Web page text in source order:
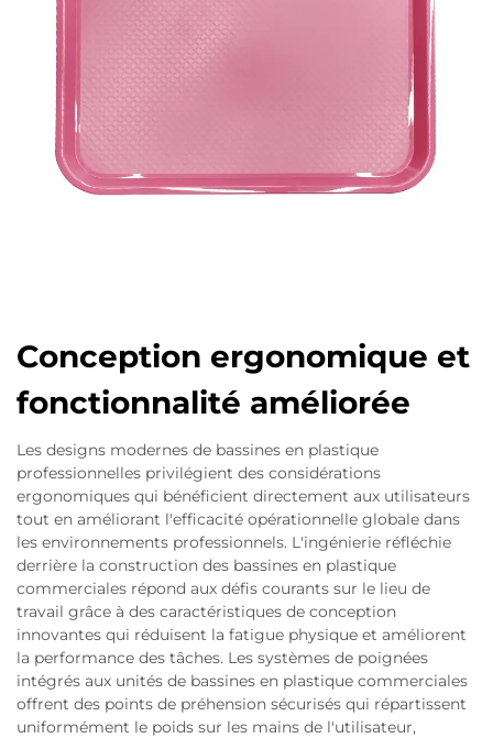
Conception ergonomique et
fonctionnalité améliorée
Les designs modernes de bassines en plastique
professionnelles privilégient des considérations
ergonomiques qui bénéficient directement aux utilisateurs
tout en améliorant l'efficacité opérationnelle globale dans
les environnements professionnels. L'ingénierie réfléchie
derrière la construction des bassines en plastique
commerciales répond aux défis courants sur le lieu de
travail grâce à des caractéristiques de conception
innovantes qui réduisent la fatigue physique et améliorent
la performance des tâches. Les systèmes de poignées
intégrés aux unités de bassines en plastique commerciales
offrent des points de préhension sécurisés qui répartissent
uniformément le poids sur les mains de l'utilisateur,